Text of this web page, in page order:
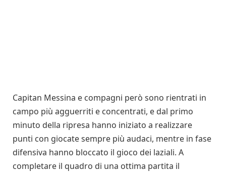
Capitan Messina e compagni però sono rientrati in
campo più agguerriti e concentrati, e dal primo
minuto della ripresa hanno iniziato a realizzare
punti con giocate sempre più audaci, mentre in fase
difensiva hanno bloccato il gioco dei laziali. A
completare il quadro di una ottima partita il